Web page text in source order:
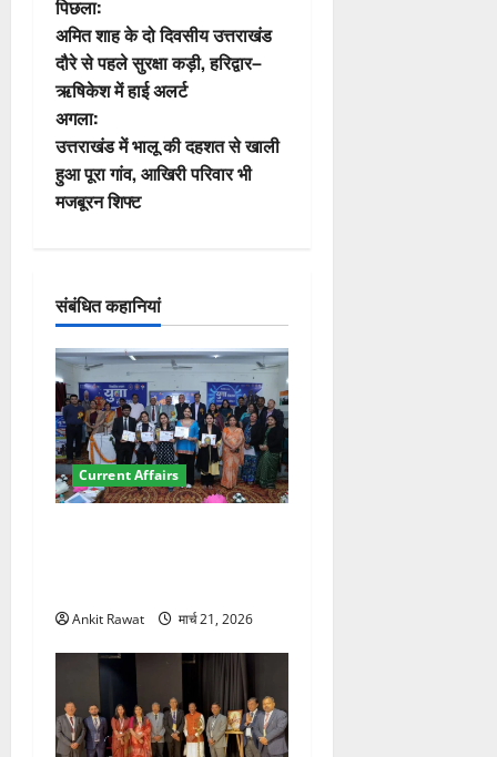
पो
स्ट
ने
वि
गे
न
पिछला:
अमित शाह के दो दिवसीय उत्तराखंड
दौरे से पहले सुरक्षा कड़ी, हरिद्वार–
ऋषिकेश में हाई अलर्ट
अगला:
उत्तराखंड में भालू की दहशत से खाली
हुआ पूरा गांव, आखिरी परिवार भी
मजबूरन शिफ्ट
संबंधित कहानियां
Current Affairs
Ankit Rawat मार्च 21, 2026